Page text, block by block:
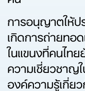
การอนุญาตให้ป
เกิดการถ่ายทอ
ในแขนงที่คนไท
ความเชี่ยวชาญ
องค์ความรู้เกี่ย